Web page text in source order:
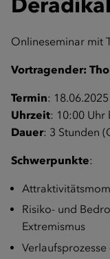
Onlineseminar mit
Vortragender:
Termin: 18.06.2025
Uhrzeit: 10:00 Uhr
Dauer: 3 Stunden
Schwerpunkte:
Risiko- und
Extremismus